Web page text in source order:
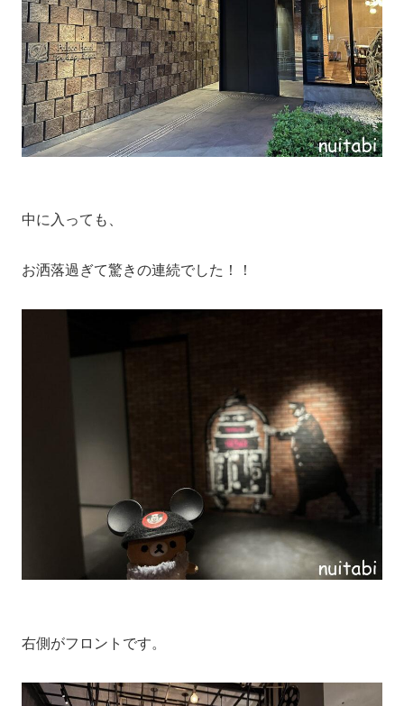
中に入っても、
お洒落過ぎて驚きの連続でした！！
右側がフロントです。